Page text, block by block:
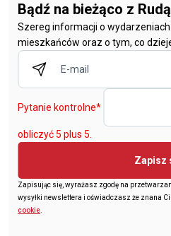
Bądź na bieżąco z
Szereg informacji o
mieszkańców oraz o tym, co
Pytanie kontrolne*
obliczyć 5 plus 5.
Zapisz
Zapisując się, wyrażasz zgodę na
wysyłki newslettera i oświadczasz że znana
cookie.